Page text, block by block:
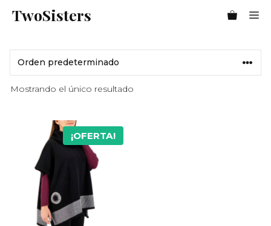
SaltarTwoSisters
Mostrando el único resultado
¡OFERTA!